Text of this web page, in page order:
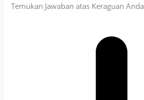
Temukan Jawaban atas Keraguan Anda